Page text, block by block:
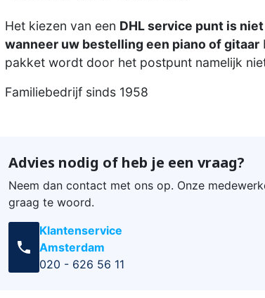
Het kiezen van een DHL service punt is
wanneer uw bestelling een piano of gitaar
pakket wordt door het postpunt namelijk
Familiebedrijf sinds 1958
Advies nodig of heb je een vraag?
Neem dan contact met ons op. Onze
graag te woord.
call
Klantenservice
Amsterdam
020 - 626 56 11